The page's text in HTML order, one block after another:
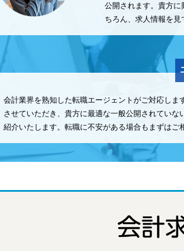
公開されます。貴方に
ちろん、求人情報を見
会計業界を熟知した転職エージェントがご対応しま
させていただき、貴方に最適な一般公開されていな
紹介いたします。転職に不安がある場合もまずはご